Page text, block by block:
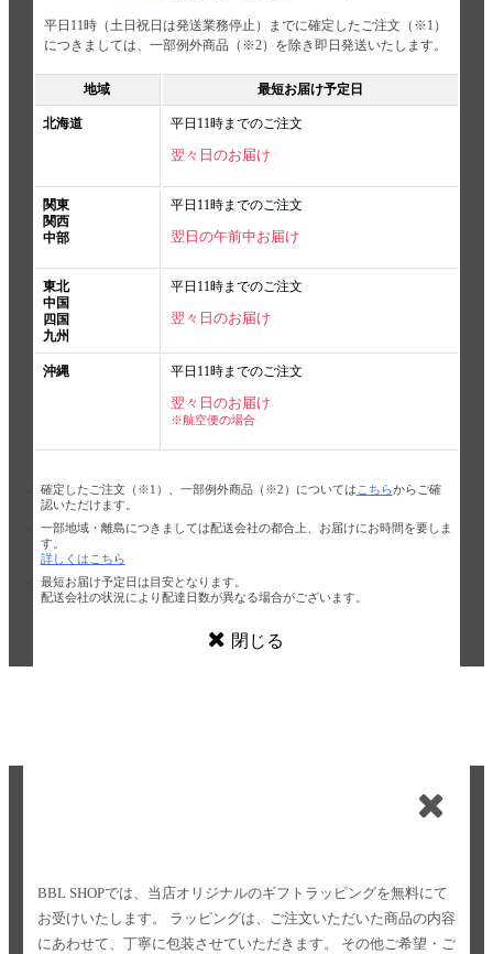
平日11時（土日祝日は発送業務停止）までに確定したご注文（※1）
につきましては、一部例外商品（※2）を除き即日発送いたします。
地域 最短お届け予定日
北海道 平日11時までのご注文
翌々日のお届け
関東
関西
中部
平日11時までのご注文
翌日の午前中お届け
東北
中国
四国
九州
平日11時までのご注文
翌々日のお届け
沖縄 平日11時までのご注文
翌々日のお届け
※航空便の場合
確定したご注文（※1）、一部例外商品（※2）については こちらからご確
認いただけます。
一部地域・離島につきましては配送会社の都合上、お届けにお時間を要しま
す。
詳しくはこちら
最短お届け予定日は目安となります。
配送会社の状況により配達日数が異なる場合がございます。
閉じる
BBL SHOPでは、当店オリジナルのギフトラッピングを無料にて
お受けいたします。
ラッピングは、ご注文いただいた商品の内容
にあわせて、丁寧に包装させていただきます。
その他ご希望・ご